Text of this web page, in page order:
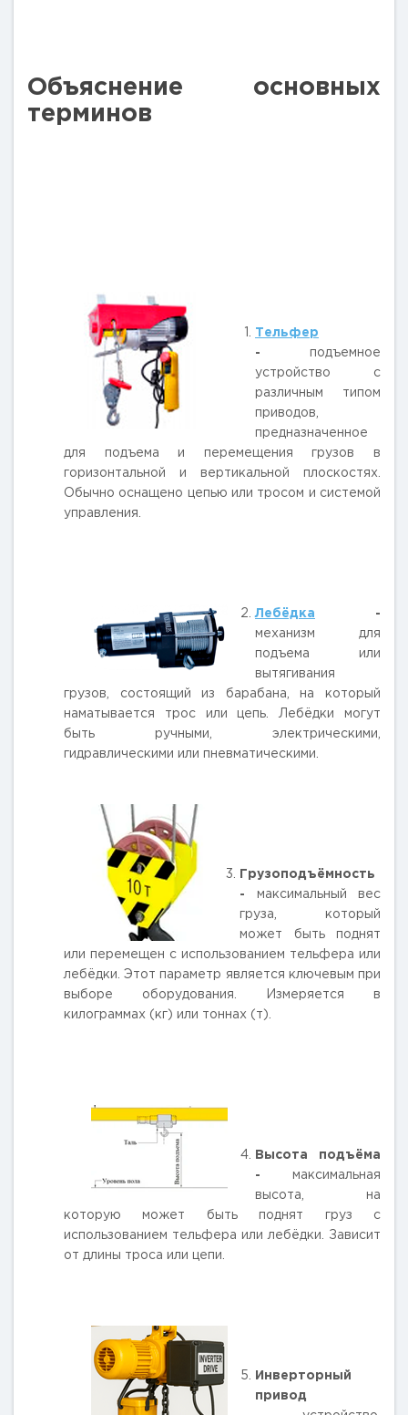
Объяснение основных
терминов
Тельфер
- подъемное
устройство с
различным типом
приводов,
предназначенное
для подъема и перемещения грузов в
горизонтальной и вертикальной плоскостях.
Обычно оснащено цепью или тросом и системой
управления.
Лебёдка -
механизм для
подъема или
вытягивания
грузов, состоящий из барабана, на который
наматывается трос или цепь. Лебёдки могут
быть ручными, электрическими,
гидравлическими или пневматическими.
Грузоподъёмность
-
максимальный вес
груза, который
может быть поднят
или перемещен с использованием тельфера или
лебёдки. Этот параметр является ключевым при
выборе оборудования. Измеряется в
килограммах (кг) или тоннах (т).
Высота подъёма
- максимальная
высота, на
которую может быть поднят груз с
использованием тельфера или лебёдки. Зависит
от длины троса или цепи.
Инверторный
привод